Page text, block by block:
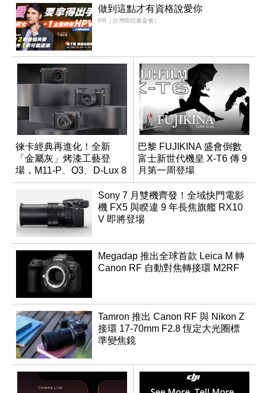
做到這點才有資格說愛你
PR（台灣癌症基金會）
徠卡經典再進化！全新
「金屬灰」烤漆工藝登
場，M11-P、Q3、D-Lux 8
領銜換裝
巴黎 FUJIKINA 盛會倒數
富士新世代機皇 X-T6 傳 9
月第一周登場
Sony 7 月雙機齊發！全域快門電影
機 FX5 與睽違 9 年長焦旗艦 RX10
V 即將登場
Megadap 推出全球首款 Leica M 轉
Canon RF 自動對焦轉接環 M2RF
Tamron 推出 Canon RF 與 Nikon Z
接環 17-70mm F2.8 恆定大光圈標
準變焦鏡